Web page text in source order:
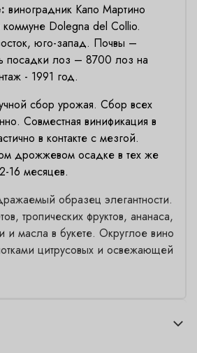
виноградник Капо Мартино
Dolegna del Collio.
юго-запад. Почвы –
посадки лоз – 8700 лоз на
- 1991 год.
сбор урожая. Сбор всех
Совместная винификация в
в контакте с мезгой.
дрожжевом осадке в тех же
16 месяцев.
образец элегантности.
тропических фруктов, ананаса,
и масла в букете. Округлое вино
цитрусовых и освежающей